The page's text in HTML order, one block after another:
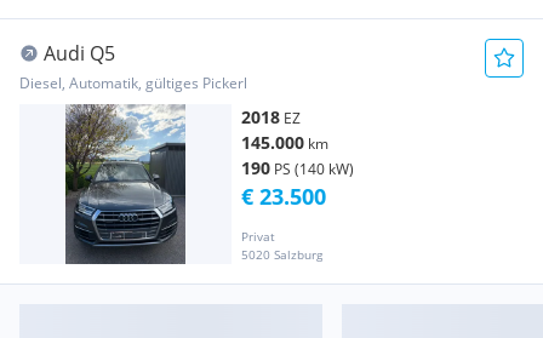
Audi Q5
Diesel, Automatik, gültiges Pickerl
2018 EZ
145.000 km
190 PS (140 kW)
Privat
5020 Salzburg
€ 23.500